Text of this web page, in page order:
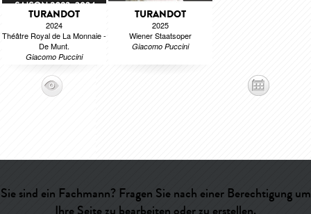
TURANDOT
2024
Théâtre Royal de La Monnaie -
De Munt.
Giacomo Puccini
TURANDOT
2025
Wiener Staatsoper
Giacomo Puccini
Sie sind ein Fachmann? Fragen Sie nach einer Berechtigung um